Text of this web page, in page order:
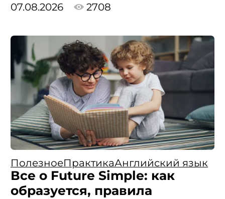
07.08.2026 2708
ПолезноеПрактикаАнглийский язык
Все о Future Simple: как
образуется, правила